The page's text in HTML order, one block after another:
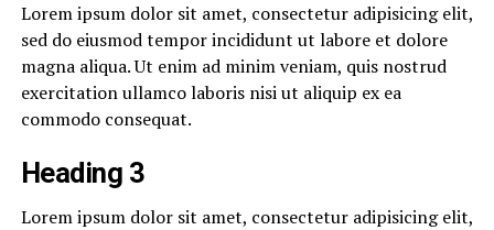
Lorem ipsum dolor sit amet, consectetur adipisicing elit,
sed do eiusmod tempor incididunt ut labore et dolore
magna aliqua. Ut enim ad minim veniam, quis nostrud
exercitation ullamco laboris nisi ut aliquip ex ea
commodo consequat.
Heading 3
Lorem ipsum dolor sit amet, consectetur adipisicing elit,